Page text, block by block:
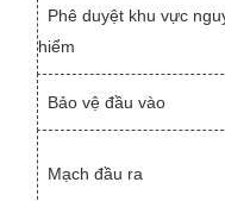
Phê duyệt khu vực
hiểm
Bảo vệ đầu vào
Mạch đầu ra